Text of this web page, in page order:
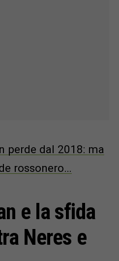
perde dal 2018: ma
rossonero…
e la sfida
Neres e